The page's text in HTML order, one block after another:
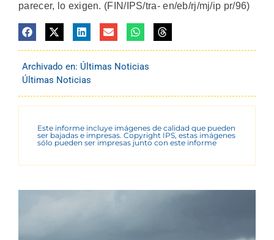
parecer, lo exigen. (FIN/IPS/tra- en/eb/rj/mj/ip pr/96)
Archivado en: Últimas Noticias
Últimas Noticias
Este informe incluye imágenes de calidad que pueden
ser bajadas e impresas. Copyright IPS, estas imágenes
sólo pueden ser impresas junto con este informe